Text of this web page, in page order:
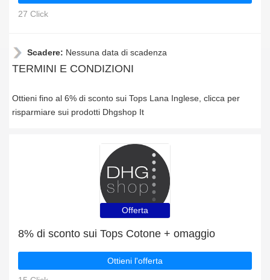
27 Click
Scadere: Nessuna data di scadenza
TERMINI E CONDIZIONI
Ottieni fino al 6% di sconto sui Tops Lana Inglese, clicca per
risparmiare sui prodotti Dhgshop It
Offerta
8% di sconto sui Tops Cotone + omaggio
Ottieni l'offerta